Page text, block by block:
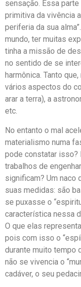
sensação. Essa
primitiva da vivência
periferia da sua
mundo, ter muitas
tinha a missão de
no sentido de se
harmônica. Tanto
vários aspectos do
arar a terra), a
etc.
No entanto o mal
materialismo numa
pode constatar
trabalhos de
significam? Um naco
suas medidas: são
se puxasse o
característica nessa
O que elas
pois com isso o
durante muito tempo
não se vivencia o
cadáver, o seu